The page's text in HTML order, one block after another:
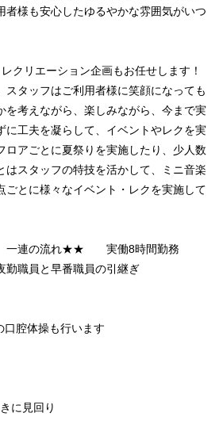
者様も安心したゆるやかな雰囲気がいつ
クリエーション企画もお任せします！
スタッフはご利用者様に笑顔になっても
を考えながら、楽しみながら、今まで実
に工夫を凝らして、イベントやレクを実
ロアごとに夏祭りを実施したり、少人数
はスタッフの特技を活かして、ミニ音楽
ごとに様々なイベント・レクを実施して
一連の流れ★★ 実働8時間勤務
員と早番職員の引継ぎ
体操も行います
に見回り